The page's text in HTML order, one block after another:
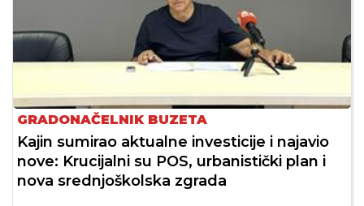
GRADONAČELNIK BUZETA
Kajin sumirao aktualne investicije i najavio
nove: Krucijalni su POS, urbanistički plan i
nova srednjoškolska zgrada